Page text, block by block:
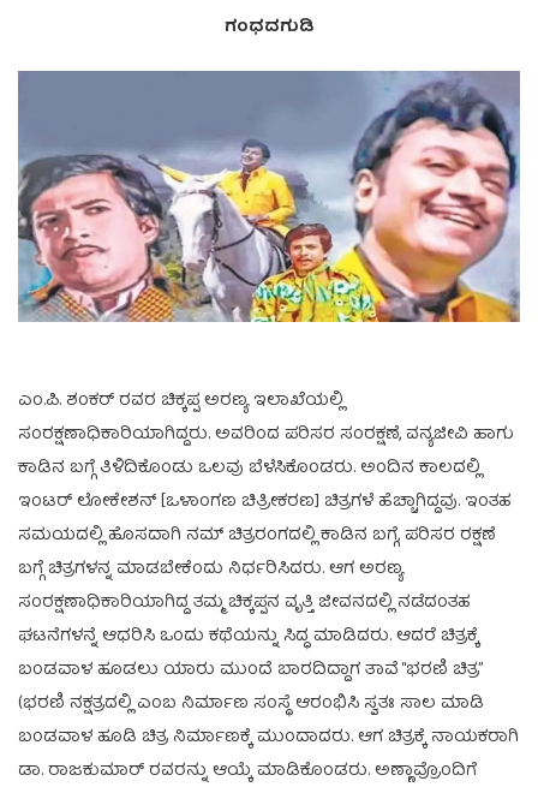
ಗಂಧದಗುಡಿ
ಎಂ.ಪಿ. ಶಂಕರ್ ರವರ ಚಿಕ್ಕಪ್ಪ ಅರಣ್ಯ ಇಲಾಖೆಯಲ್ಲಿ
ಸಂರಕ್ಷಣಾಧಿಕಾರಿಯಾಗಿದ್ದರು. ಅವರಿಂದ ಪರಿಸರ ಸಂರಕ್ಷಣೆ, ವನ್ಯಜೀವಿ ಹಾಗು
ಕಾಡಿನ ಬಗ್ಗೆ ತಿಳಿದಿಕೊಂಡು ಒಲವು ಬೆಳೆಸಿಕೊಂಡರು. ಅಂದಿನ ಕಾಲದಲ್ಲಿ
ಇಂಟರ್ ಲೋಕೇಶನ್ [ಒಳಾಂಗಣ ಚಿತ್ರೀಕರಣ] ಚಿತ್ರಗಳೆ ಹೆಚ್ಚಾಗಿದ್ದವು. ಇಂತಹ
ಸಮಯದಲ್ಲಿ ಹೊಸದಾಗಿ ನಮ್ ಚಿತ್ರರಂಗದಲ್ಲಿ ಕಾಡಿನ ಬಗ್ಗೆ, ಪರಿಸರ ರಕ್ಷಣೆ
ಬಗ್ಗೆ ಚಿತ್ರಗಳನ್ನ ಮಾಡಬೇಕೆಂದು ನಿರ್ಧರಿಸಿದರು. ಆಗ ಅರಣ್ಯ
ಸಂರಕ್ಷಣಾಧಿಕಾರಿಯಾಗಿದ್ದ ತಮ್ಮ ಚಿಕ್ಕಪ್ಪನ ವೃತ್ತಿ ಜೀವನದಲ್ಲಿ ನಡೆದಂತಹ
ಘಟನೆಗಳನ್ನೆ ಆಧರಿಸಿ ಒಂದು ಕಥೆಯನ್ನು ಸಿದ್ಧ ಮಾಡಿದರು. ಆದರೆ ಚಿತ್ರಕ್ಕೆ
ಬಂಡವಾಳ ಹೂಡಲು ಯಾರು ಮುಂದೆ ಬಾರದಿದ್ದಾಗ ತಾವೆ “ಭರಣಿ ಚಿತ್ರ”
(ಭರಣಿ ನಕ್ಷತ್ರದಲ್ಲಿ ಎಂಬ ನಿರ್ಮಾಣ ಸಂಸ್ಥೆ ಆರಂಭಿಸಿ ಸ್ವತಃ ಸಾಲ ಮಾಡಿ
ಬಂಡವಾಳ ಹೂಡಿ ಚಿತ್ರ ನಿರ್ಮಾಣಕ್ಕೆ ಮುಂದಾದರು. ಆಗ ಚಿತ್ರಕ್ಕೆ ನಾಯಕರಾಗಿ
ಡಾ. ರಾಜಕುಮಾರ್ ರವರನ್ನು ಆಯ್ಕೆ ಮಾಡಿಕೊಂಡರು. ಅಣ್ಣಾವ್ರೊಂದಿಗೆ